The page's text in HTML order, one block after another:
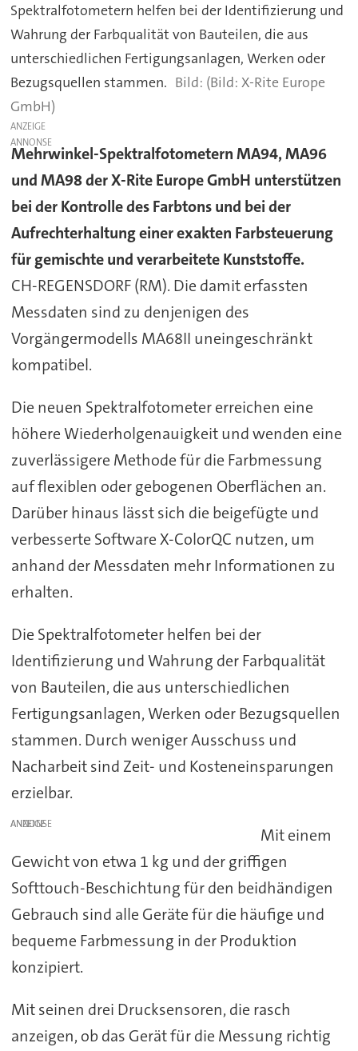
Spektralfotometern helfen bei der Identifizierung und
Wahrung der Farbqualität von Bauteilen, die aus
unterschiedlichen Fertigungsanlagen, Werken oder
Bezugsquellen stammen.
(Bild: X-Rite Europe
GmbH)
ANZEIGE
Mehrwinkel-Spektralfotometern MA94, MA96
und MA98 der X-Rite Europe GmbH unterstützen
bei der Kontrolle des Farbtons und bei der
Aufrechterhaltung einer exakten Farbsteuerung
für gemischte und verarbeitete Kunststoffe.
CH-REGENSDORF (RM). Die damit erfassten
Messdaten sind zu denjenigen des
Vorgängermodells MA68II uneingeschränkt
kompatibel.
Die neuen Spektralfotometer erreichen eine
höhere Wiederholgenauigkeit und wenden eine
zuverlässigere Methode für die Farbmessung
auf flexiblen oder gebogenen Oberflächen an.
Darüber hinaus lässt sich die beigefügte und
verbesserte Software X-ColorQC nutzen, um
anhand der Messdaten mehr Informationen zu
erhalten.
Die Spektralfotometer helfen bei der
Identifizierung und Wahrung der Farbqualität
von Bauteilen, die aus unterschiedlichen
Fertigungsanlagen, Werken oder Bezugsquellen
stammen. Durch weniger Ausschuss und
Nacharbeit sind Zeit- und Kosteneinsparungen
erzielbar.
ANZEIGE
Mit einem
Gewicht von etwa 1 kg und der griffigen
Softtouch-Beschichtung für den beidhändigen
Gebrauch sind alle Geräte für die häufige und
bequeme Farbmessung in der Produktion
konzipiert.
Mit seinen drei Drucksensoren, die rasch
anzeigen, ob das Gerät für die Messung richtig